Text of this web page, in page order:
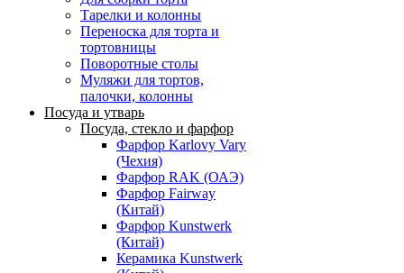
Тарелки и колонны
Переноска для торта и
тортовницы
Поворотные столы
Муляжи для тортов,
палочки, колонны
Посуда и утварь
Посуда, стекло и фарфор
Фарфор Karlovy Vary
(Чехия)
Фарфор RAK (ОАЭ)
Фарфор Fairway
(Китай)
Фарфор Kunstwerk
(Китай)
Керамика Kunstwerk